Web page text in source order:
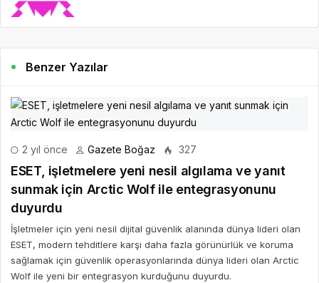
Benzer Yazılar
2 yıl önce Gazete Boğaz 327
ESET, işletmelere yeni nesil algılama ve yanıt
sunmak için Arctic Wolf ile entegrasyonunu
duyurdu
İşletmeler için yeni nesil dijital güvenlik alanında dünya lideri olan
ESET, modern tehditlere karşı daha fazla görünürlük ve koruma
sağlamak için güvenlik operasyonlarında dünya lideri olan Arctic
Wolf ile yeni bir entegrasyon kurduğunu duyurdu.